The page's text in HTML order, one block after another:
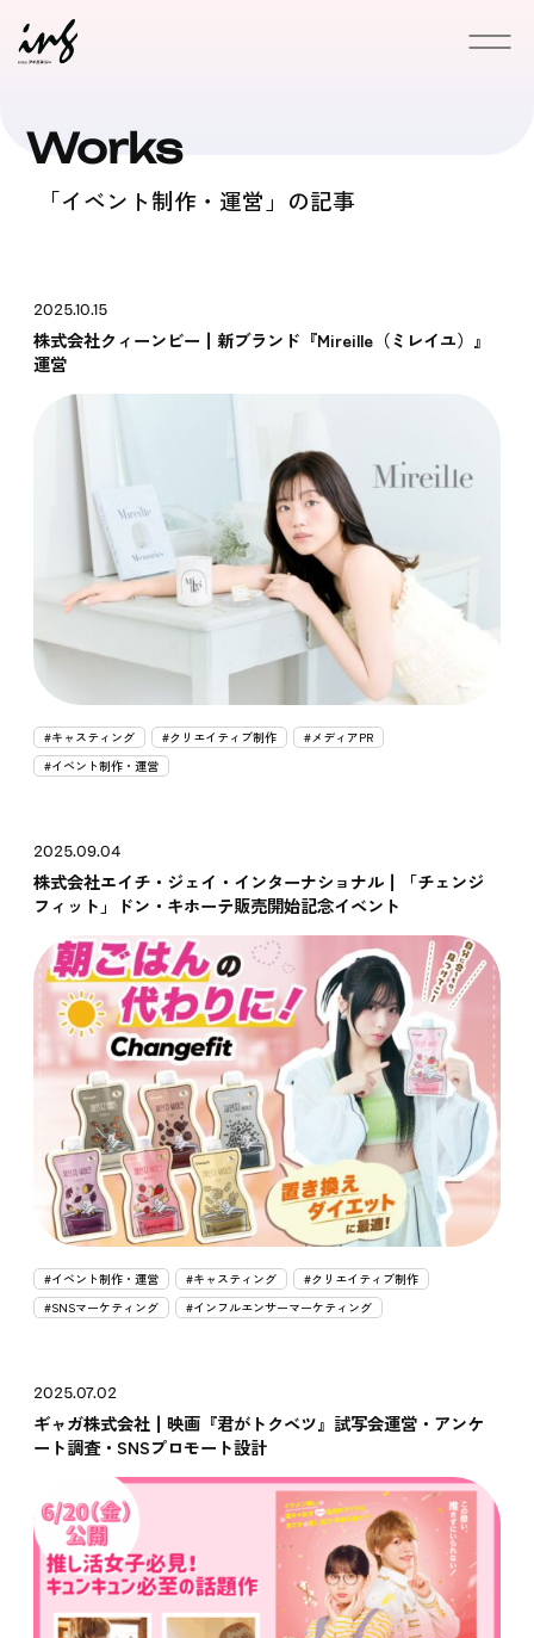
Works
Download
Blogs
Company
Recruit
Works
「イベント制作・運営」の記事
2025.10.15
株式会社クィーンビー┃新ブランド『Mireille（ミレイユ）』
運営
#キャスティング #クリエイティブ制作
#メディアPR
#イベント制作・運営
2025.09.04
株式会社エイチ・ジェイ・インターナショナル┃「チェンジ
フィット」ドン・キホーテ販売開始記念イベント
#イベント制作・運営 #キャスティング
#クリエイティブ制作
#SNSマーケティング
#インフルエンサーマーケティング
2025.07.02
ギャガ株式会社┃映画『君がトクベツ』試写会運営・アンケ
ート調査・SNSプロモート設計